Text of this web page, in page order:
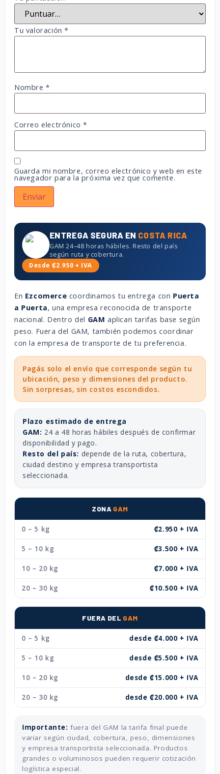
Tu valoración*
Nombre*
Correo electrónico*
Guarda mi nombre, correo electrónico y web en este
navegador para la próxima vez que comente.
ENTREGA SEGURA EN COSTA RICA
GAM 24–48 horas hábiles. Resto del país
según ruta y cobertura.
Desde ₡2.950 + IVA
En Ezcomerce coordinamos tu entrega con Puerta
a Puerta, una empresa reconocida de transporte
nacional. Dentro del GAM aplican tarifas base según
peso. Fuera del GAM, también podemos coordinar
con la empresa de transporte de tu preferencia.
Pagás solo el envío que corresponde según tu
ubicación, peso y dimensiones del producto.
Sin sorpresas, sin costos escondidos.
Plazo estimado de entrega
GAM: 24 a 48 horas hábiles después de confirmar
disponibilidad y pago.
Resto del país: depende de la ruta, cobertura,
ciudad destino y empresa transportista
seleccionada.
ZONA GAM
0 – 5 kg ₡2.950 + IVA
5 – 10 kg ₡3.500 + IVA
10 – 20 kg ₡7.000 + IVA
20 – 30 kg ₡10.500 + IVA
FUERA DEL GAM
0 – 5 kg desde ₡4.000 + IVA
5 – 10 kg desde ₡5.500 + IVA
10 – 20 kg desde ₡15.000 + IVA
20 – 30 kg desde ₡20.000 + IVA
Importante: fuera del GAM la tarifa final puede
variar según ciudad, cobertura, peso, dimensiones
y empresa transportista seleccionada. Productos
grandes o voluminosos pueden requerir cotización
logística especial.